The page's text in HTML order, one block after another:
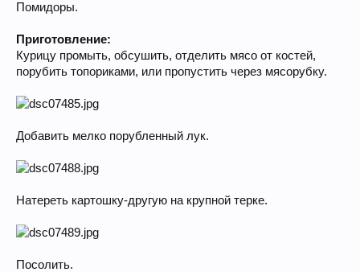
Помидоры.
Приготовление:
Курицу промыть, обсушить, отделить мясо от костей,
порубить топориками, или пропустить через мясорубку.
Добавить мелко порубленный лук.
Натереть картошку-другую на крупной терке.
Посолить.